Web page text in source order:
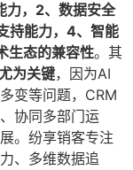
力，2、数据安全
持能力，4、智能
生态的兼容性。其
为关键，因为AI
变等问题，CRM
协同多部门运
。纷享销客专注
、多维数据追